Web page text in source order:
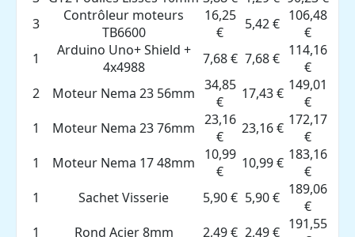
3
Contrôleur moteurs
TB6600
16,25
€
5,42 € 106,48
€
1
Arduino Uno+ Shield +
4x4988
7,68 € 7,68 € 114,16
€
2
Moteur Nema 23 56mm 34,85
€
17,43 € 149,01
€
1
Moteur Nema 23 76mm 23,16
€
23,16 € 172,17
€
1
Moteur Nema 17 48mm
10,99
€
10,99 € 183,16
€
1
Sachet Visserie 5,90 € 5,90 € 189,06
€
1
Rond Acier 8mm 2,49 € 2,49 € 191,55